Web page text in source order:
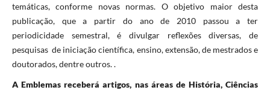
temáticas, conforme novas normas. O objetivo maior desta
publicação, que a partir do ano de 2010 passou a ter
periodicidade semestral, é divulgar reflexões diversas, de
pesquisas de iniciação científica, ensino, extensão, de mestrados e
doutorados, dentre outros. .
A Emblemas receberá artigos, nas áreas de História, Ciências